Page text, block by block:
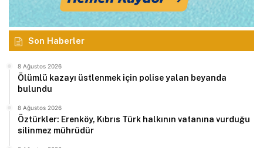
Son Haberler
8 Ağustos 2026
Ölümlü kazayı üstlenmek için polise yalan beyanda
bulundu
8 Ağustos 2026
Öztürkler: Erenköy, Kıbrıs Türk halkının vatanına vurduğu
silinmez mührüdür